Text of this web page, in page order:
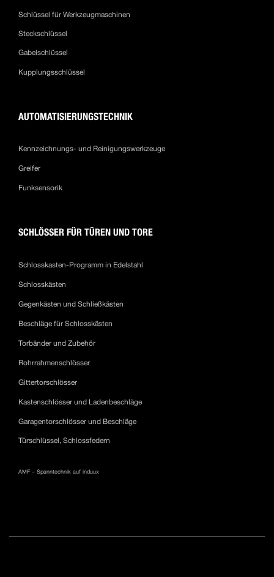
Schlüssel für Werkzeugmaschinen
Steckschlüssel
Gabelschlüssel
Kupplungsschlüssel
AUTOMATISIERUNGSTECHNIK
Kennzeichnungs- und Reinigungswerkzeuge
Greifer
Funksensorik
SCHLÖSSER FÜR TÜREN UND TORE
Schlosskasten-Programm in Edelstahl
Schlosskästen
Gegenkästen und Schließkästen
Beschläge für Schlosskästen
Torbänder und Zubehör
Rohrrahmenschlösser
Gittertorschlösser
Kastenschlösser und Ladenbeschläge
Garagentorschlösser und Beschläge
Türschlüssel, Schlossfedern
AMF – Spanntechnik auf induux